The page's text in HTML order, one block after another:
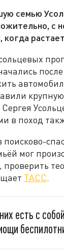
семью
с
когда
Сергея
в поход
поисково-
мог
проверить
ТАСС.
есть с